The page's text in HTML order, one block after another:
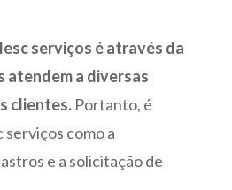
serviços é através da
atendem a diversas
clientes. Portanto, é
como a
e a solicitação de